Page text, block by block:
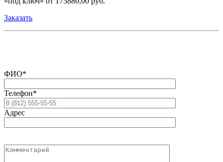
Заказать
ФИО*
Телефон*
Адрес